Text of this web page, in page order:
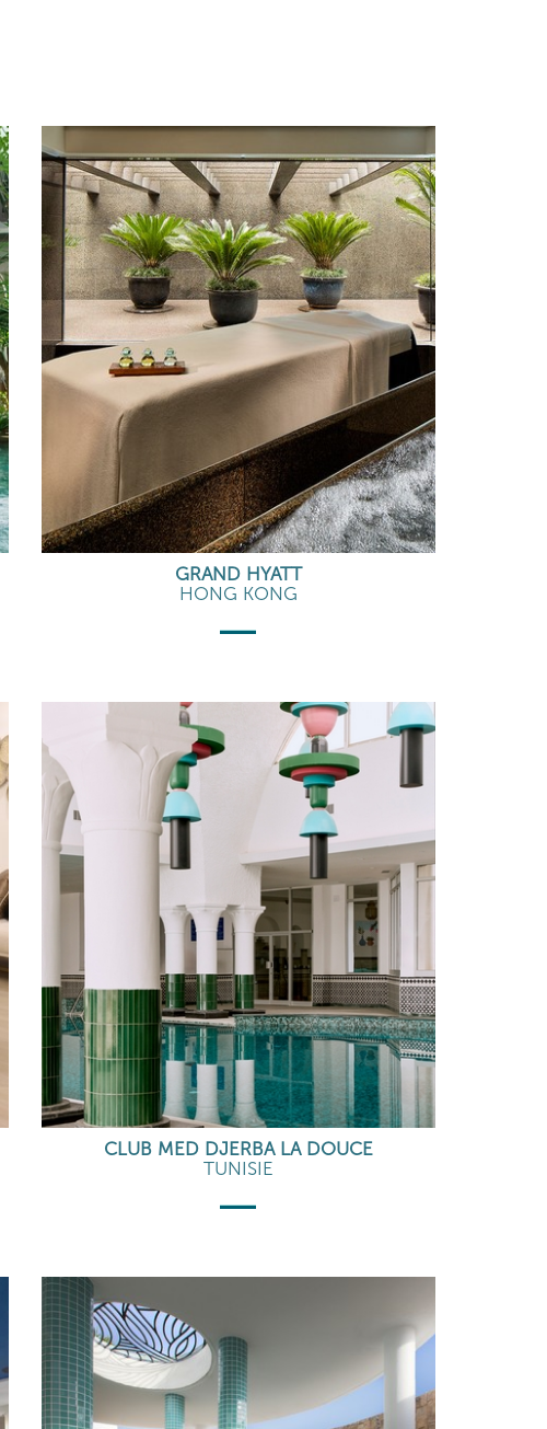
GRAND HYATT
HONG KONG
CLUB MED DJERBA LA DOUCE
TUNISIE